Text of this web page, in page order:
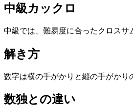
中級カックロ
中級では、難易度に合ったクロスサ
解き方
数字は横の手がかりと縦の手がかり
数独との違い